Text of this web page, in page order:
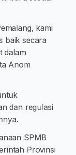
kami
baik secara
dalam
Anom
dan regulasi
SPMB
Provinsi